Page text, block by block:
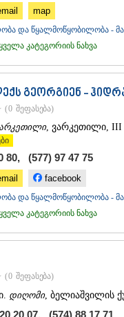
map
და წყალმოწყობილობა -
კატეგორიის ნახვა
გეორგიენ -
(0 შეფასება)
, ვარკეთილი, III
80, (577) 97 47 75
facebook
და წყალმოწყობილობა -
კატეგორიის ნახვა
(0 შეფასება)
დიღომი, ბელიაშვილის